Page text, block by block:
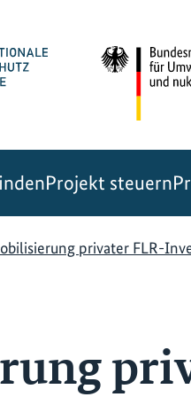
Projekt steuern
privater FLR-